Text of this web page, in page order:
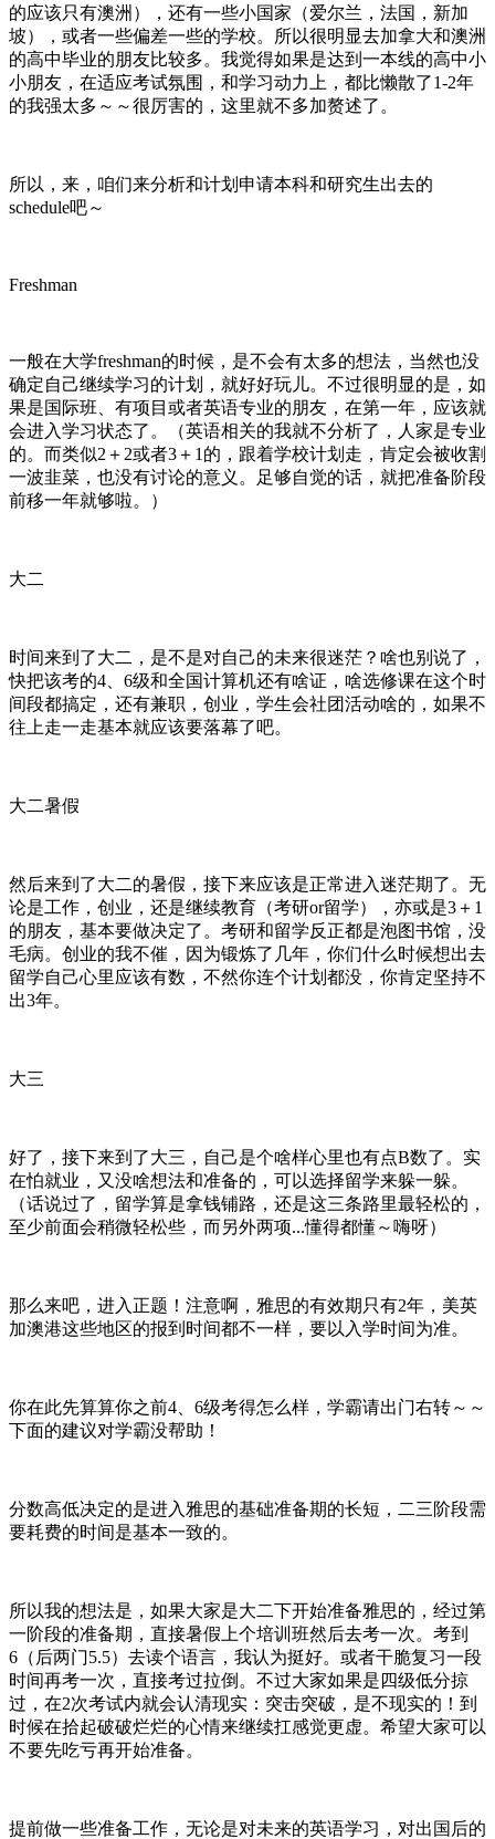
的应该只有澳洲），还有一些小国家（爱尔兰，法国，新加
坡），或者一些偏差一些的学校。所以很明显去加拿大和澳洲
的高中毕业的朋友比较多。我觉得如果是达到一本线的高中小
小朋友，在适应考试氛围，和学习动力上，都比懒散了1-2年
的我强太多～～很厉害的，这里就不多加赘述了。
所以，来，咱们来分析和计划申请本科和研究生出去的
schedule吧～
Freshman
一般在大学freshman的时候，是不会有太多的想法，当然也没
确定自己继续学习的计划，就好好玩儿。不过很明显的是，如
果是国际班、有项目或者英语专业的朋友，在第一年，应该就
会进入学习状态了。（英语相关的我就不分析了，人家是专业
的。而类似2＋2或者3＋1的，跟着学校计划走，肯定会被收割
一波韭菜，也没有讨论的意义。足够自觉的话，就把准备阶段
前移一年就够啦。）
大二
时间来到了大二，是不是对自己的未来很迷茫？啥也别说了，
快把该考的4、6级和全国计算机还有啥证，啥选修课在这个时
间段都搞定，还有兼职，创业，学生会社团活动啥的，如果不
往上走一走基本就应该要落幕了吧。
大二暑假
然后来到了大二的暑假，接下来应该是正常进入迷茫期了。无
论是工作，创业，还是继续教育（考研or留学），亦或是3＋1
的朋友，基本要做决定了。考研和留学反正都是泡图书馆，没
毛病。创业的我不催，因为锻炼了几年，你们什么时候想出去
留学自己心里应该有数，不然你连个计划都没，你肯定坚持不
出3年。
大三
好了，接下来到了大三，自己是个啥样心里也有点B数了。实
在怕就业，又没啥想法和准备的，可以选择留学来躲一躲。
（话说过了，留学算是拿钱铺路，还是这三条路里最轻松的，
至少前面会稍微轻松些，而另外两项...懂得都懂～嗨呀）
那么来吧，进入正题！注意啊，雅思的有效期只有2年，美英
加澳港这些地区的报到时间都不一样，要以入学时间为准。
你在此先算算你之前4、6级考得怎么样，学霸请出门右转～～
下面的建议对学霸没帮助！
分数高低决定的是进入雅思的基础准备期的长短，二三阶段需
要耗费的时间是基本一致的。
所以我的想法是，如果大家是大二下开始准备雅思的，经过第
一阶段的准备期，直接暑假上个培训班然后去考一次。考到
6（后两门5.5）去读个语言，我认为挺好。或者干脆复习一段
时间再考一次，直接考过拉倒。不过大家如果是四级低分掠
过，在2次考试内就会认清现实：突击突破，是不现实的！到
时候在拾起破破烂烂的心情来继续扛感觉更虚。希望大家可以
不要先吃亏再开始准备。
提前做一些准备工作，无论是对未来的英语学习，对出国后的